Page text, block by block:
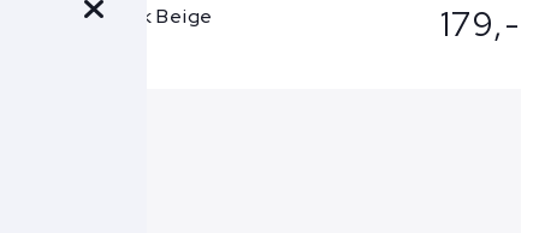
Berwich Broek Beige 179,-